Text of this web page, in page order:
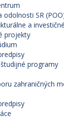
odolnosti SR
a
projekty
programy
zahraničných